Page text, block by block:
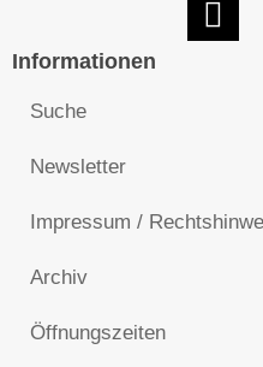
Informationen
Suche
Newsletter
Impressum /
Archiv
Öffnungszeiten